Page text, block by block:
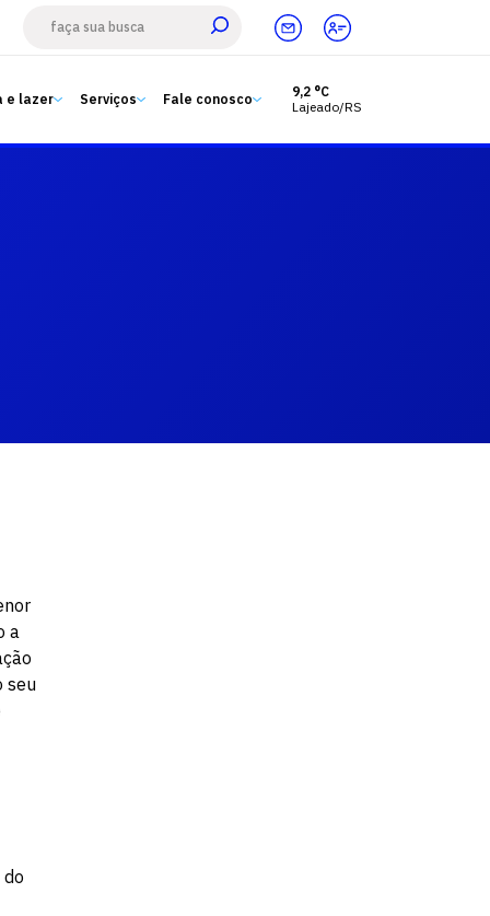
e lazer Serviços Fale conosco
9,2 °C
Lajeado/RS
Estude aqui
Serviços
a
seu